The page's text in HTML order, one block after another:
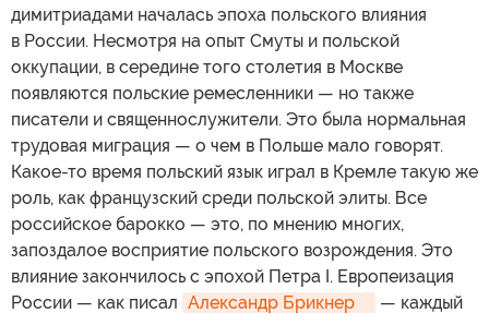
димитриадами началась эпоха польского влияния
в России. Несмотря на опыт Смуты и польской
оккупации, в середине того столетия в Москве
появляются польские ремесленники — но также
писатели и священнослужители. Это была нормальная
трудовая миграция — о чем в Польше мало говорят.
Какое-то время польский язык играл в Кремле такую же
роль, как французский среди польской элиты. Все
российское барокко — это, по мнению многих,
запоздалое восприятие польского возрождения. Это
влияние закончилось с эпохой Петра I. Европеизация
России — как писал Александр Брикнер
— каждый